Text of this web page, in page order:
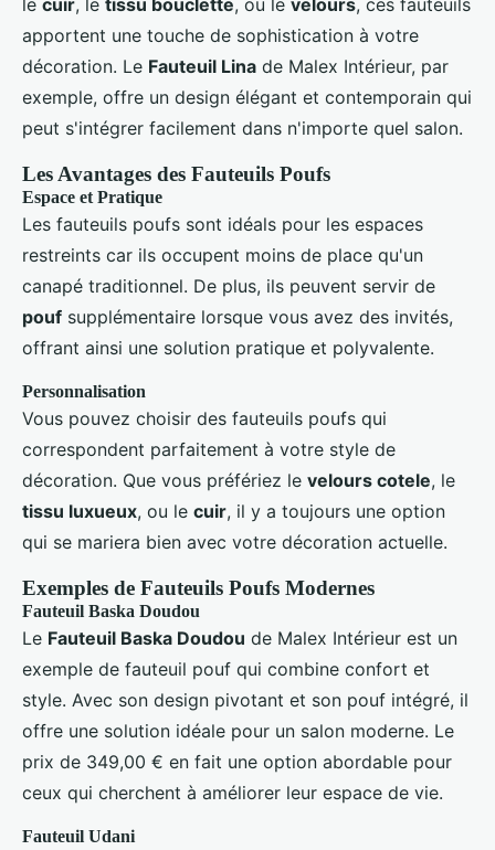
apportent une touche de sophistication à votre
décoration. Le Fauteuil Lina de Malex Intérieur, par
exemple, offre un design élégant et contemporain qui
peut s'intégrer facilement dans n'importe quel salon.
Les Avantages des Fauteuils Poufs
Espace et Pratique
Les fauteuils poufs sont idéals pour les espaces
restreints car ils occupent moins de place qu'un
canapé traditionnel. De plus, ils peuvent servir de
pouf supplémentaire lorsque vous avez des invités,
offrant ainsi une solution pratique et polyvalente.
Personnalisation
Vous pouvez choisir des fauteuils poufs qui
correspondent parfaitement à votre style de
décoration. Que vous préfériez le velours cotele, le
tissu luxueux, ou le cuir, il y a toujours une option
qui se mariera bien avec votre décoration actuelle.
Exemples de Fauteuils Poufs Modernes
Fauteuil Baska Doudou
Le Fauteuil Baska Doudou de Malex Intérieur est un
exemple de fauteuil pouf qui combine confort et
style. Avec son design pivotant et son pouf intégré, il
offre une solution idéale pour un salon moderne. Le
prix de 349,00 € en fait une option abordable pour
ceux qui cherchent à améliorer leur espace de vie.
Fauteuil Udani